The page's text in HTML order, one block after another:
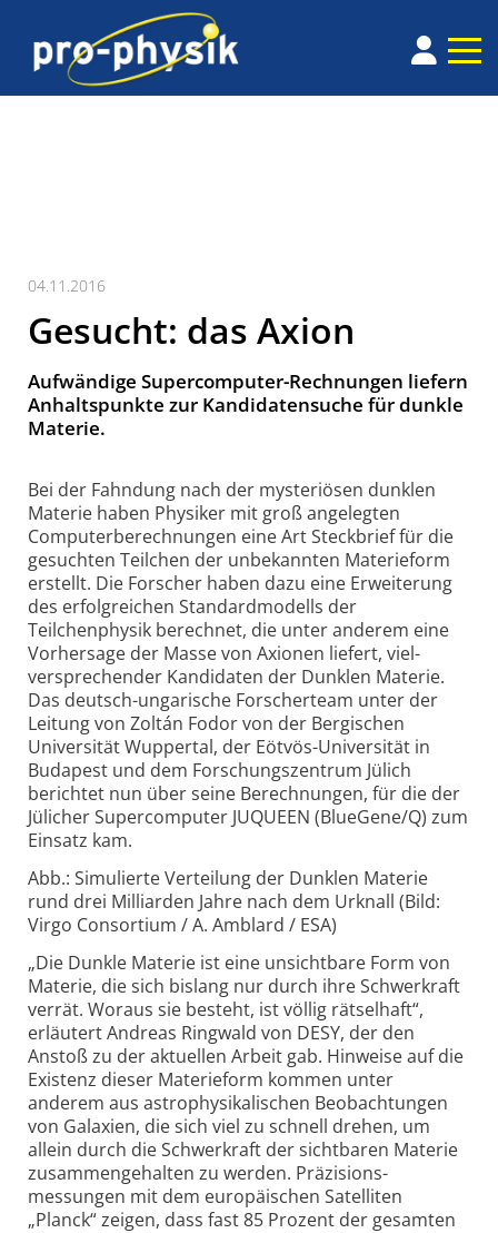
04.11.2016
Gesucht: das Axion
Aufwändige Supercomputer-Rechnungen liefern
Anhaltspunkte zur Kandidatensuche für dunkle
Materie.
Bei der Fahndung nach der mysteriösen dunklen
Materie haben Physiker mit groß angelegten
Computer­berechnungen eine Art Steckbrief für die
gesuchten Teilchen der unbekannten Materie­form
erstellt. Die Forscher haben dazu eine Erweiterung
des erfolgreichen Standard­modells der
Teilchenphysik berechnet, die unter anderem eine
Vorhersage der Masse von Axionen liefert, viel­
versprechender Kandidaten der Dunklen Materie.
Das deutsch-ungarische Forscherteam unter der
Leitung von Zoltán Fodor von der Bergischen
Universität Wuppertal, der Eötvös-Universität in
Budapest und dem Forschungs­zentrum Jülich
berichtet nun über seine Berechnungen, für die der
Jülicher Supercomputer JUQUEEN (BlueGene/Q) zum
Einsatz kam.
Abb.: Simulierte Verteilung der Dunklen Materie
rund drei Milliarden Jahre nach dem Urknall (Bild:
Virgo Consortium / A. Amblard / ESA)
„Die Dunkle Materie ist eine unsichtbare Form von
Materie, die sich bislang nur durch ihre Schwerkraft
verrät. Woraus sie besteht, ist völlig rätselhaft“,
erläutert Andreas Ringwald von DESY, der den
Anstoß zu der aktuellen Arbeit gab. Hinweise auf die
Existenz dieser Materieform kommen unter
anderem aus astro­physikalischen Beobachtungen
von Galaxien, die sich viel zu schnell drehen, um
allein durch die Schwer­kraft der sichtbaren Materie
zusammen­gehalten zu werden. Präzisions­
messungen mit dem europäischen Satelliten
„Planck“ zeigen, dass fast 85 Prozent der gesamten